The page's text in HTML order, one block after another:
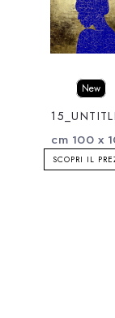
New
cm 100 x
SCOPRI IL